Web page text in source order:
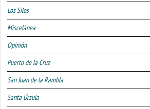
Los Silos
Miscelánea
Opinión
Puerto de la Cruz
San Juan de la Rambla
Santa Úrsula